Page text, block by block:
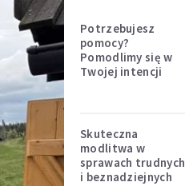
Potrzebujesz
pomocy?
Pomodlimy się w
Twojej intencji
Skuteczna
modlitwa w
sprawach trudnych
i beznadziejnych